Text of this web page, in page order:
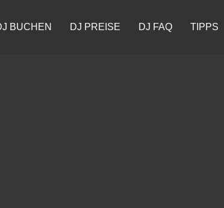
BUCHEN DJ PREISE DJ FAQ TIPPS